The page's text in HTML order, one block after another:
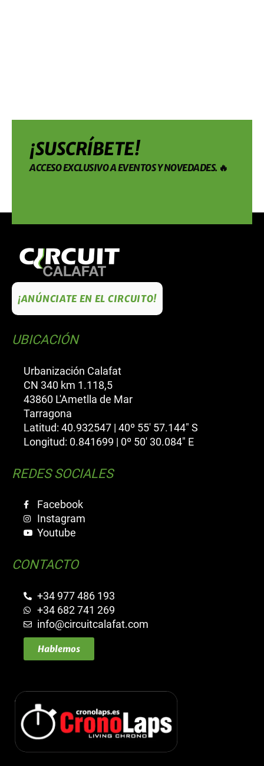
¡SUSCRÍBETE!
ACCESO EXCLUSIVO A EVENTOS Y NOVEDADES. 🔥
¡ANÚNCIATE EN EL CIRCUITO!
UBICACIÓN
Urbanización Calafat
CN 340 km 1.118,5
43860 L'Ametlla de Mar
Tarragona
Latitud: 40.932547 | 40º 55' 57.144" S
Longitud: 0.841699 | 0º 50' 30.084" E
REDES SOCIALES
Facebook
Instagram
Youtube
CONTACTO
+34 977 486 193
+34 682 741 269
info@circuitcalafat.com
Hablemos